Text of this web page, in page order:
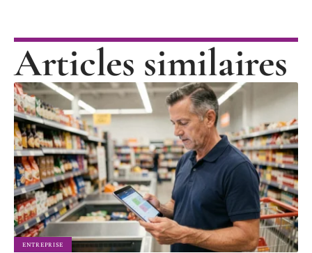
Articles similaires
ENTREPRISE